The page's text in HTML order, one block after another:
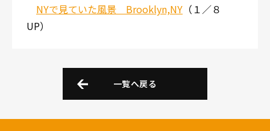
NYで見ていた風景 Brooklyn,NY （１／８
UP）
一覧へ戻る